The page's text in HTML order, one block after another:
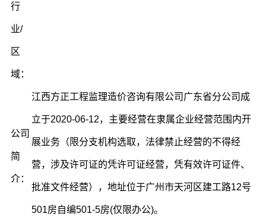
行
业/
区
域：
公司
简
介：
江西方正工程监理造价咨询有限公司广东省分公司成
立于2020-06-12，主要经营在隶属企业经营范围内开
展业务（限分支机构选取，法律禁止经营的不得经
营，涉及许可证的凭许可证经营，凭有效许可证件、
批准文件经营），地址位于广州市天河区建工路12号
501房自编501-5房(仅限办公)。